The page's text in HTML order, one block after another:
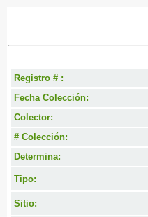
Registro # :
Fecha Colección:
Colector:
# Colección:
Determina:
Tipo:
Sitio: